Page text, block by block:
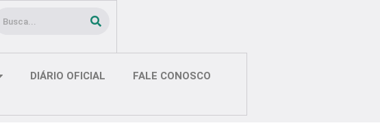
Pesquisar
DIÁRIO OFICIAL FALE CONOSCO